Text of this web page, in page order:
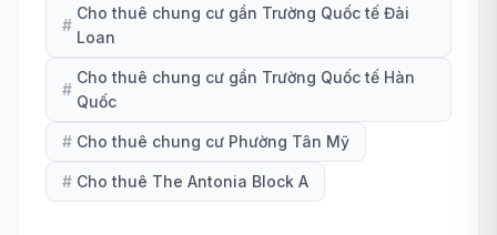
#
Cho thuê chung cư gần Trường Quốc tế Đài
Loan
#
Cho thuê chung cư gần Trường Quốc tế Hàn
Quốc
# Cho thuê chung cư Phường Tân Mỹ
# Cho thuê The Antonia Block A